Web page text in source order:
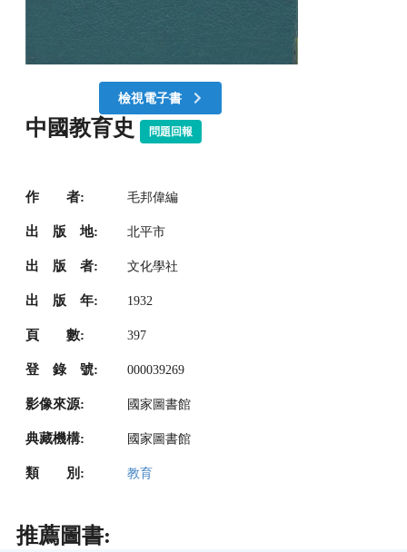
檢視電子書
中國教育史 問題回報
作 者: 毛邦偉編
出 版 地: 北平市
出 版 者: 文化學社
出 版 年: 1932
頁 數: 397
登 錄 號: 000039269
影像來源: 國家圖書館
典藏機構: 國家圖書館
類 別: 教育
推薦圖書: